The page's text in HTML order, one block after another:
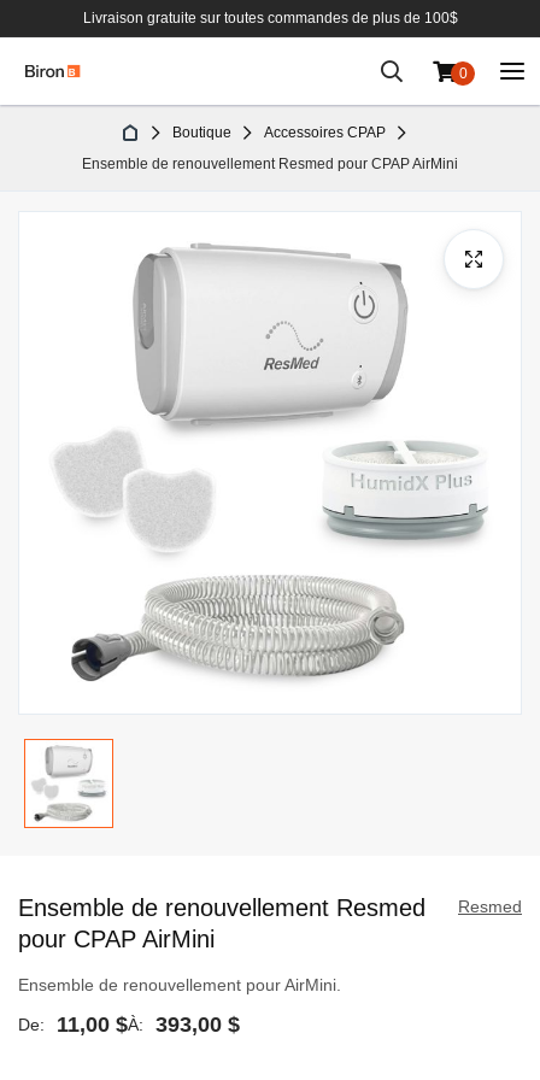
Livraison gratuite sur toutes commandes de plus de 100$
0
Boutique
Accessoires CPAP
Ensemble de renouvellement Resmed pour CPAP AirMini
début
de
Galerie
d’images
Resmed
Ensemble de renouvellement Resmed
pour CPAP AirMini
Ensemble de renouvellement pour AirMini.
De 11,00 $À 393,00 $